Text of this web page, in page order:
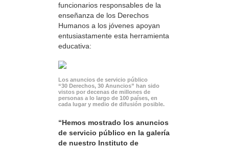
funcionarios responsables de la
enseñanza de los Derechos
Humanos a los jóvenes apoyan
entusiastamente esta herramienta
educativa:
Los anuncios de servicio público
“30 Derechos, 30 Anuncios” han sido
vistos por decenas de millones de
personas a lo largo de 100 países, en
cada lugar y medio de difusión posible.
“Hemos mostrado los anuncios
de servicio público en la galería
de nuestro Instituto de